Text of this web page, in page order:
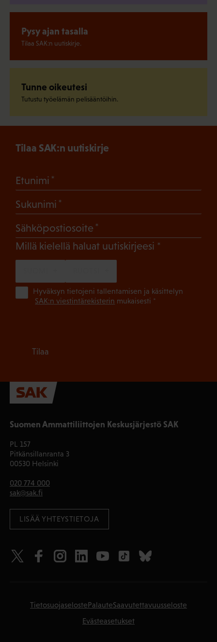
Pysy ajan tasalla
Tilaa SAK:n uutiskirje.
Tunne oikeutesi
Tutustu työelämän pelisääntöihin.
Suomen Ammattiliittojen Keskusjärjestö SAK
PL 157
Pitkänsillanranta 3
00530 Helsinki
020 774 000
sak@sak.fi
LISÄÄ YHTEYSTIETOJA
Tilaa SAK:n uutiskirje
Etunimi
Sukunimi
Sähköpostiosoite
Millä kielellä haluat uutiskirjeesi (Pakollinen)
Hyväksyn tietojeni tallentamisen ja käsittelyn
SAK:n viestintärekisterin mukaisesti *
Tilaa
Tietosuojaseloste PalauteSaavutettavuusseloste
Evästeasetukset